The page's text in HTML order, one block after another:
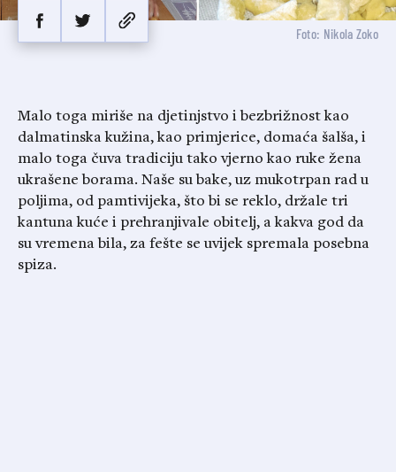
Foto: Nikola Zoko
Malo toga miriše na djetinjstvo i bezbrižnost kao
dalmatinska kužina, kao primjerice, domaća šalša, i
malo toga čuva tradiciju tako vjerno kao ruke žena
ukrašene borama. Naše su bake, uz mukotrpan rad u
poljima, od pamtivijeka, što bi se reklo, držale tri
kantuna kuće i prehranjivale obitelj, a kakva god da
su vremena bila, za fešte se uvijek spremala posebna
spiza.